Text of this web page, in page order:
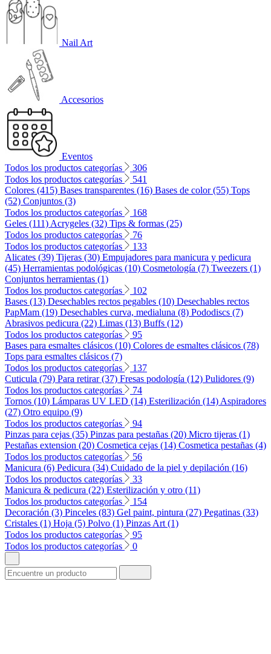
Nail Art
Accesorios
Eventos
Todos los productos categorías
306
Todos los productos categorías
541
Colores (415) Bases transparentes (16) Bases de color (55) Tops
(52) Conjuntos (3)
Todos los productos categorías
168
Geles (111) Acrygeles (32) Tips & formas (25)
Todos los productos categorías
76
Todos los productos categorías
133
Alicates (39) Tijeras (30) Empujadores para manicura y pedicura
(45) Herramientas podológicas (10) Cosmetología (7) Tweezers (1)
Conjuntos herramientas (1)
Todos los productos categorías
102
Bases (13) Desechables rectos pegables (10) Desechables rectos
PapMam (19) Desechables curva, medialuna (8) Pododiscs (7)
Abrasivos pedicura (22) Limas (13) Buffs (12)
Todos los productos categorías
95
Bases para esmaltes clásicos (10) Colores de esmaltes clásicos (78)
Tops para esmaltes clásicos (7)
Todos los productos categorías
137
Cuticula (79) Para retirar (37) Fresas podología (12) Pulidores (9)
Todos los productos categorías
74
Tornos (10) Lámparas UV LED (14) Esterilización (14) Aspiradores
(27) Otro equipo (9)
Todos los productos categorías
94
Pinzas para cejas (35) Pinzas para pestañas (20) Micro tijeras (1)
Pestañas extension (20) Cosmetica cejas (14) Cosmetica pestañas (4)
Todos los productos categorías
56
Manicura (6) Pedicura (34) Cuidado de la piel y depilación (16)
Todos los productos categorías
33
Manicura & pedicura (22) Esterilización y otro (11)
Todos los productos categorías
154
Decoración (3) Pinceles (83) Gel paint, pintura (27) Pegatinas (33)
Cristales (1) Hoja (5) Polvo (1) Pinzas Art (1)
Todos los productos categorías
95
Todos los productos categorías
0